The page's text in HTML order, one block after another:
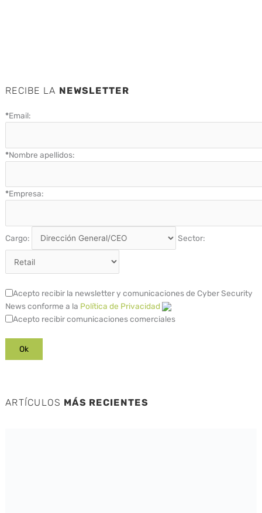
RECIBE LA NEWSLETTER
*Email:
*Nombre apellidos:
*Empresa:
Cargo: Sector:
Acepto recibir la newsletter y comunicaciones de Cyber Security
News conforme a la Política de Privacidad
Acepto recibir comunicaciones comerciales
ARTÍCULOS MÁS RECIENTES